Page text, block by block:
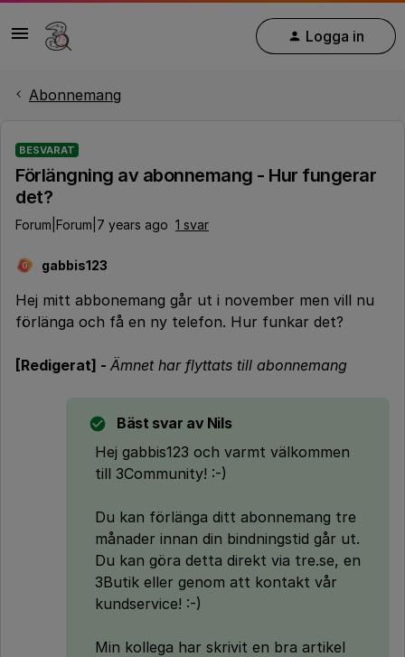
Logga in
Abonnemang
BESVARAT
Förlängning av abonnemang - Hur fungerar
det?
Forum|Forum|7 years ago 1 svar
G gabbis123
Hej mitt abbonemang går ut i november men vill nu
förlänga och få en ny telefon. Hur funkar det?
[Redigerat] - Ämnet har flyttats till abonnemang
Bäst svar av Nils
Hej gabbis123 och varmt välkommen
till 3Community! :-)
Du kan förlänga ditt abonnemang tre
månader innan din bindningstid går ut.
Du kan göra detta direkt via tre.se, en
3Butik eller genom att kontakt vår
kundservice! :-)
Min kollega har skrivit en bra artikel